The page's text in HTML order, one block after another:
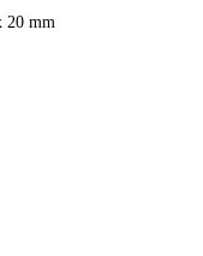
20 mm